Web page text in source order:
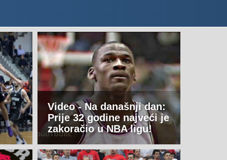
Video - Na današnji dan:
Prije 32 godine najveći je
zakoračio u NBA ligu!